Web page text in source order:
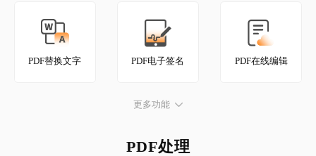
PDF替换文字 PDF电子签名 PDF在线编辑
更多功能
PDF处理